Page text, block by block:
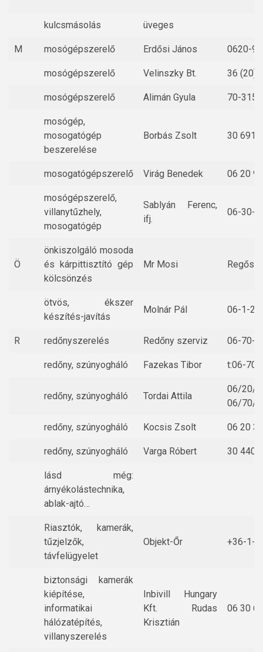
kulcsmásolás üveges
M mosógépszerelő Erdősi János 0620-
mosógépszerelő Velinszky Bt. 36 (20)
mosógépszerelő Alimán Gyula 70-315-
mosógép,
mosogatógép
beszerelése
Borbás Zsolt 30
mosogatógépszerelő Virág Benedek 06 20
mosógépszerelő,
villanytűzhely,
mosogatógép
Sablyán Ferenc,
ifj.
06-30-
Ö
önkiszolgáló mosoda
és kárpittisztító gép
kölcsönzés
Mr Mosi Regős
ötvös, ékszer
készítés-javítás
Molnár Pál 06-1-
R redőnyszerelés Redőny szerviz 06-70-
redőny, szúnyogháló Fazekas Tibor t:06-70-
redőny, szúnyogháló Tordai Attila
06/20/
06/70/
redőny, szúnyogháló Kocsis Zsolt 06 20
redőny, szúnyogháló Varga Róbert 30 440
lásd még:
árnyékolástechnika,
ablak-ajtó…
Riasztók, kamerák,
tűzjelzők,
távfelügyelet
Objekt-Őr +36-1-
biztonsági kamerák
kiépítése,
informatikai
hálózatépítés,
villanyszerelés
Inbivill Hungary
Kft. Rudas
Krisztián
06 30